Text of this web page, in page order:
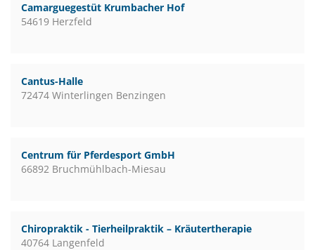
Camarguegestüt Krumbacher Hof
54619 Herzfeld
Cantus-Halle
72474 Winterlingen Benzingen
Centrum für Pferdesport GmbH
66892 Bruchmühlbach-Miesau
Chiropraktik - Tierheilpraktik – Kräutertherapie
40764 Langenfeld